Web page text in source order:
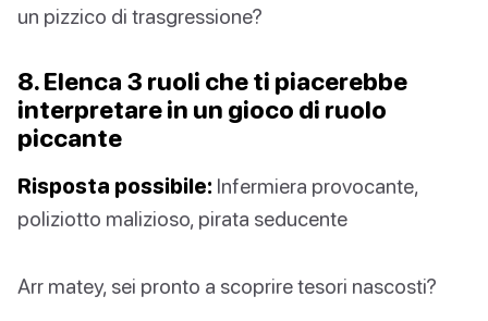
un pizzico di trasgressione?
8. Elenca 3 ruoli che ti piacerebbe
interpretare in un gioco di ruolo
piccante
Risposta possibile: Infermiera provocante,
poliziotto malizioso, pirata seducente
Arr matey, sei pronto a scoprire tesori nascosti?